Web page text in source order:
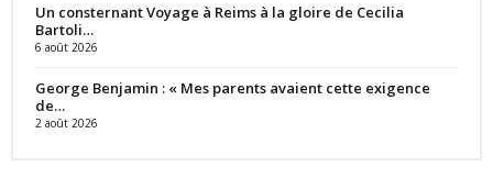
Un consternant Voyage à Reims à la gloire de Cecilia
Bartoli…
6 août 2026
George Benjamin : « Mes parents avaient cette exigence
de…
2 août 2026